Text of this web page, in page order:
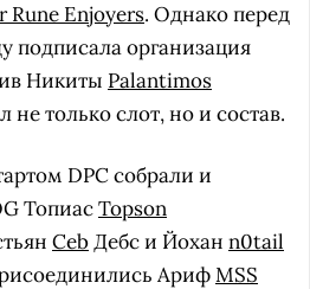
Rune Enjoyers. Однако перед
подписала организация
Никиты Palantimos
не только слот, но и состав.
DPC собрали и
ТопиасTopson
CebДебс и Йохан n0tail
АрифMSS